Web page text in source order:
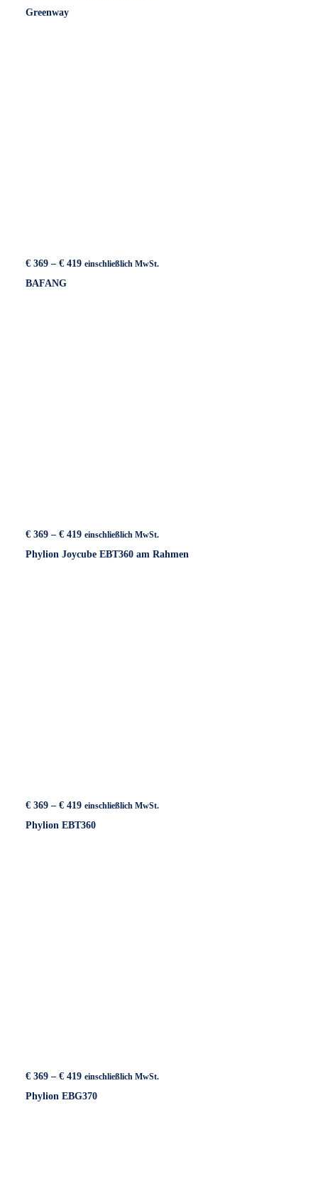
Greenway
€ 369 – € 419Preisspanne:
einschließlich MwSt.
BAFANG
€ 369 – € 419Preisspanne:
bis
einschließlich MwSt.
Phylion Joycube EBT360 am Rahmen
€ 369 – € 419Preisspanne:
bis
einschließlich MwSt.
Phylion EBT360
€ 369 – € 419Preisspanne:
bis
einschließlich MwSt.
Phylion EBG370